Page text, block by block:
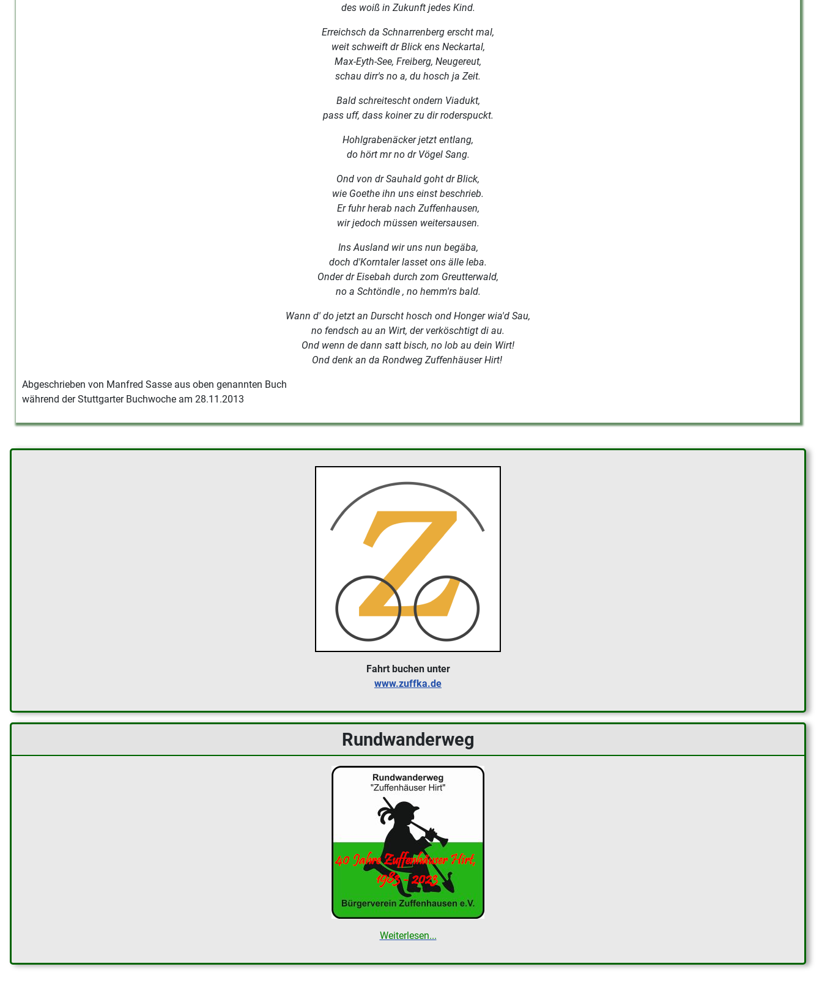
des woiß in Zukunft jedes Kind.
Erreichsch da Schnarrenberg erscht mal,
weit schweift dr Blick ens Neckartal,
Max-Eyth-See, Freiberg, Neugereut,
schau dirr's no a, du hosch ja Zeit.
Bald schreitescht ondern Viadukt,
pass uff, dass koiner zu dir roderspuckt.
Hohlgrabenäcker jetzt entlang,
do hört mr no dr Vögel Sang.
Ond von dr Sauhald goht dr Blick,
wie Goethe ihn uns einst beschrieb.
Er fuhr herab nach Zuffenhausen,
wir jedoch müssen weitersausen.
Ins Ausland wir uns nun begäba,
doch d'Korntaler lasset ons älle leba.
Onder dr Eisebah durch zom Greutterwald,
no a Schtöndle , no hemm'rs bald.
Wann d' do jetzt an Durscht hosch ond Honger wia'd Sau,
no fendsch au an Wirt, der verköschtigt di au.
Ond wenn de dann satt bisch, no lob au dein Wirt!
Ond denk an da Rondweg Zuffenhäuser Hirt!
Abgeschrieben von Manfred Sasse aus oben genannten Buch
während der Stuttgarter Buchwoche am 28.11.2013
Fahrt buchen unter
www.zuffka.de
Rundwanderweg
Weiterlesen...